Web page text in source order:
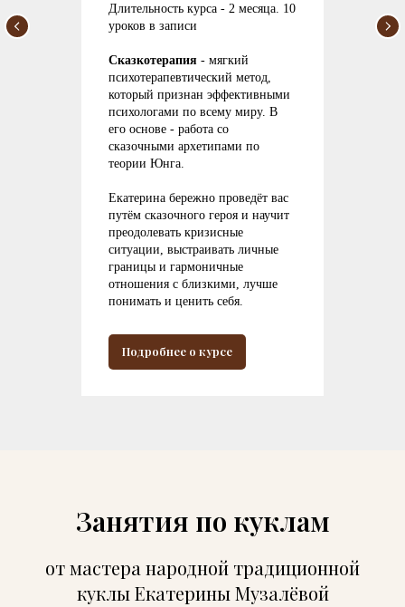
Длительность курса - 2 месяца. 10
уроков в записи
Сказкотерапия - мягкий
психотерапевтический метод,
который признан эффективными
психологами по всему миру. В
его основе - работа со
сказочными архетипами по
теории Юнга.
Екатерина бережно проведёт вас
путём сказочного героя и научит
преодолевать кризисные
ситуации, выстраивать личные
границы и гармоничные
отношения с близкими, лучше
понимать и ценить себя.
Подробнее о курсе
Занятия по куклам
от мастера народной традиционной
куклы Екатерины Музалёвой